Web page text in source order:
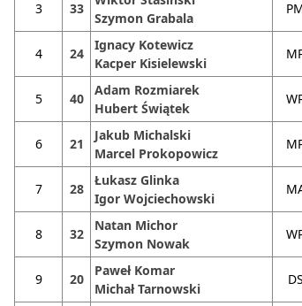
3 33
Szymon Grabala
4 24
Ignacy Kotewicz
Kacper Kisielewski
5 40
Adam Rozmiarek
Hubert Świątek
6 21
Jakub Michalski
Marcel Prokopowicz
7 28
Łukasz Glinka
Igor Wojciechowski
8 32
Natan Michor
Szymon Nowak
9 20
Paweł Komar
Michał Tarnowski
DS